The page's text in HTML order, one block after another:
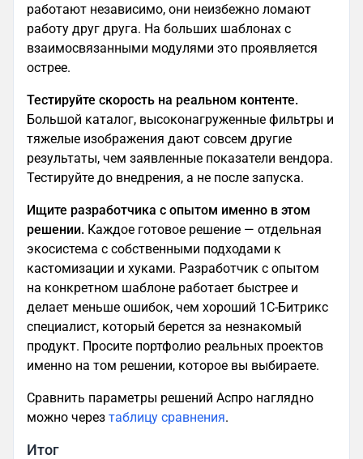
работают независимо, они неизбежно ломают
работу друг друга. На больших шаблонах с
взаимосвязанными модулями это проявляется
острее.
Тестируйте скорость на реальном контенте.
Большой каталог, высоконагруженные фильтры и
тяжелые изображения дают совсем другие
результаты, чем заявленные показатели вендора.
Тестируйте до внедрения, а не после запуска.
Ищите разработчика с опытом именно в этом
решении. Каждое готовое решение — отдельная
экосистема с собственными подходами к
кастомизации и хуками. Разработчик с опытом
на конкретном шаблоне работает быстрее и
делает меньше ошибок, чем хороший 1С-Битрикс
специалист, который берется за незнакомый
продукт. Просите портфолио реальных проектов
именно на том решении, которое вы выбираете.
Сравнить параметры решений Аспро наглядно
можно через таблицу сравнения.
Итог